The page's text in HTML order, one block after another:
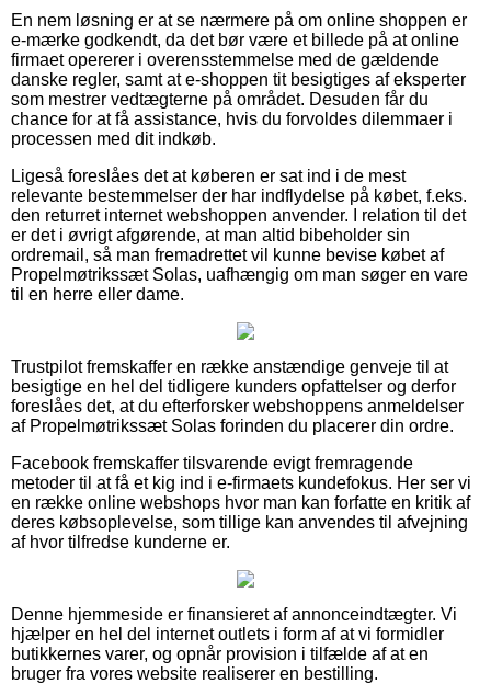
En nem løsning er at se nærmere på om online shoppen er
e-mærke godkendt, da det bør være et billede på at online
firmaet opererer i overensstemmelse med de gældende
danske regler, samt at e-shoppen tit besigtiges af eksperter
som mestrer vedtægterne på området. Desuden får du
chance for at få assistance, hvis du forvoldes dilemmaer i
processen med dit indkøb.
Ligeså foreslåes det at køberen er sat ind i de mest
relevante bestemmelser der har indflydelse på købet, f.eks.
den returret internet webshoppen anvender. I relation til det
er det i øvrigt afgørende, at man altid bibeholder sin
ordremail, så man fremadrettet vil kunne bevise købet af
Propelmøtrikssæt Solas, uafhængig om man søger en vare
til en herre eller dame.
Trustpilot fremskaffer en række anstændige genveje til at
besigtige en hel del tidligere kunders opfattelser og derfor
foreslåes det, at du efterforsker webshoppens anmeldelser
af Propelmøtrikssæt Solas forinden du placerer din ordre.
Facebook fremskaffer tilsvarende evigt fremragende
metoder til at få et kig ind i e-firmaets kundefokus. Her ser vi
en række online webshops hvor man kan forfatte en kritik af
deres købsoplevelse, som tillige kan anvendes til afvejning
af hvor tilfredse kunderne er.
Denne hjemmeside er finansieret af annonceindtægter. Vi
hjælper en hel del internet outlets i form af at vi formidler
butikkernes varer, og opnår provision i tilfælde af at en
bruger fra vores website realiserer en bestilling.